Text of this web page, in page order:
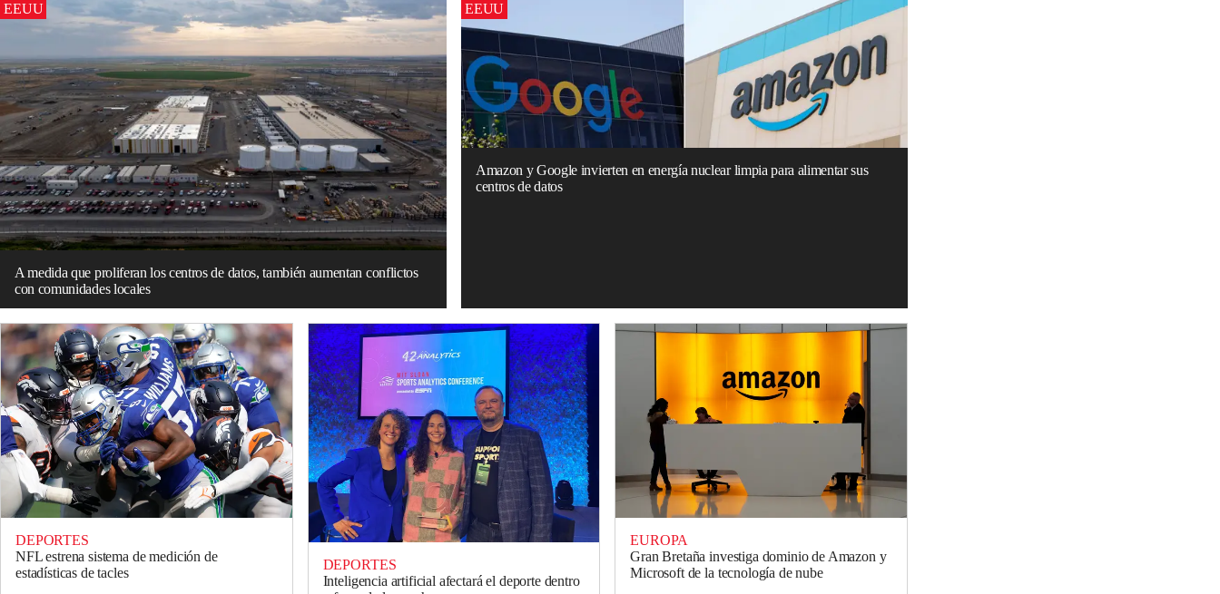
EEUU
A medida que proliferan los centros de datos, también aumentan conflictos
con comunidades locales
EEUU
Amazon y Google invierten en energía nuclear limpia para alimentar sus
centros de datos
DEPORTES
NFL estrena sistema de medición de
estadísticas de tacles
DEPORTES
Inteligencia artificial afectará el deporte dentro
EUROPA
Gran Bretaña investiga dominio de Amazon y
Microsoft de la tecnología de nube